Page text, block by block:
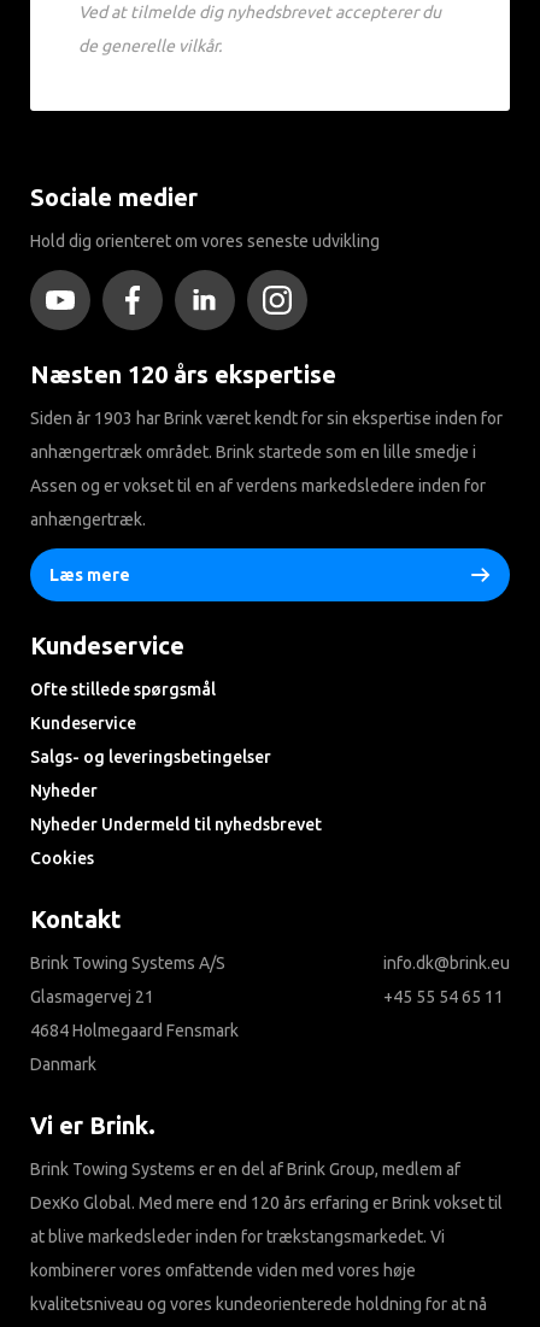
Ved at tilmelde dig nyhedsbrevet accepterer du
de generelle vilkår.
Sociale medier
Hold dig orienteret om vores seneste udvikling
Næsten 120 års ekspertise
Siden år 1903 har Brink været kendt for sin ekspertise inden for
anhængertræk området. Brink startede som en lille smedje i
Assen og er vokset til en af ​​verdens markedsledere inden for
anhængertræk.
Læs mere
Kundeservice
Ofte stillede spørgsmål
Kundeservice
Salgs- og leveringsbetingelser
Nyheder
Nyheder Undermeld til nyhedsbrevet
Cookies
Kontakt
Brink Towing Systems A/S
Glasmagervej 21
4684 Holmegaard Fensmark
Danmark
info.dk@brink.eu
+45 55 54 65 11
Vi er Brink.
Brink Towing Systems er en del af Brink Group, medlem af
DexKo Global. Med mere end 120 års erfaring er Brink vokset til
at blive markedsleder inden for trækstangsmarkedet. Vi
kombinerer vores omfattende viden med vores høje
kvalitetsniveau og vores kundeorienterede holdning for at nå